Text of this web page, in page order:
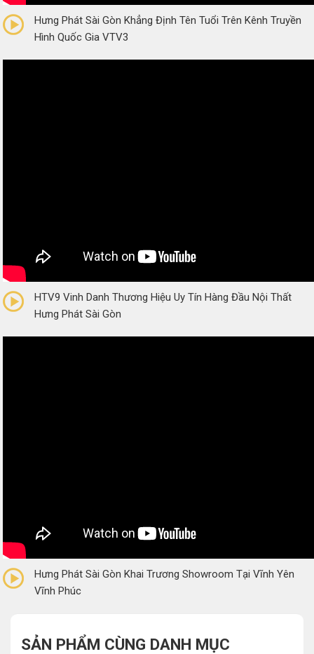
Hưng Phát Sài Gòn Khẳng Định Tên Tuổi Trên Kênh Truyền
Hình Quốc Gia VTV3
(0 Reviews)
HTV9 Vinh Danh Thương Hiệu Uy Tín Hàng Đầu Nội Thất
Hưng Phát Sài Gòn
(0 Reviews)
Hưng Phát Sài Gòn Khai Trương Showroom Tại Vĩnh Yên
Vĩnh Phúc
SẢN PHẨM CÙNG DANH MỤC